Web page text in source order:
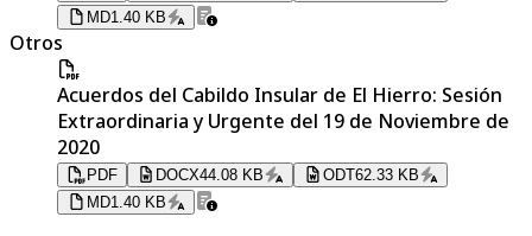
MD1.40 KB
Otros
Acuerdos del Cabildo Insular de El Hierro: Sesión
Extraordinaria y Urgente del 19 de Noviembre de
2020
PDF DOCX44.08 KB ODT62.33 KB
MD1.40 KB